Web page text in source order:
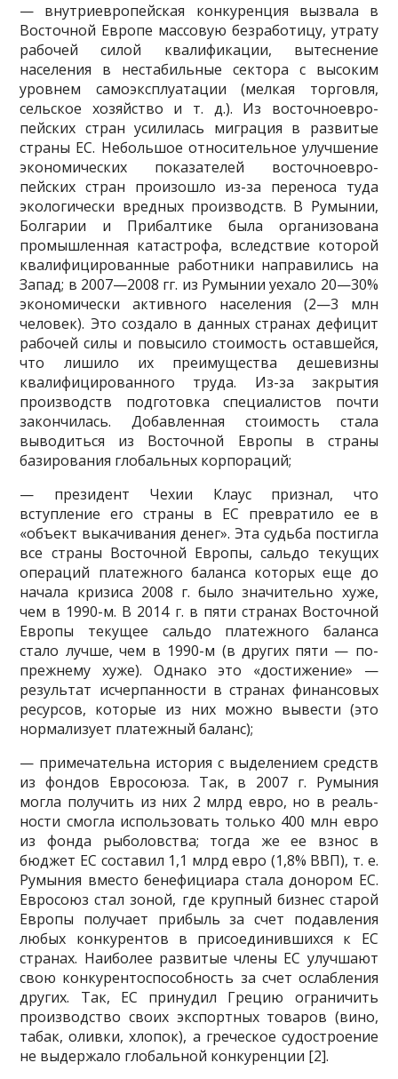
— внутриевропейская конкуренция вызвала в
Восточной Европе мас­совую безработицу, утрату
рабочей силой квалификации, вытеснение
населения в нестабильные сектора с высоким
уровнем самоэксплуа­тации (мелкая торговля,
сельское хозяйство и т. д.). Из восточноевро­
пейских стран усилилась миграция в развитые
страны ЕС. Небольшое относительное улучшение
экономических показателей восточноевро­
пейских стран произошло из-за переноса туда
экологически вредных производств. В Румынии,
Болгарии и Прибалтике была организована
промышленная катастрофа, вследствие которой
квалифицированные работники направились на
Запад; в 2007—2008 гг. из Румынии уехало 20—30%
экономически активного населения (2—3 млн
человек). Это со­здало в данных странах дефицит
рабочей силы и повысило стоимость оставшейся,
что лишило их преимущества дешевизны
квалифицирован­ного труда. Из-за закрытия
производств подготовка специалистов почти
закончилась. Добавленная стоимость стала
выводиться из Восточной Европы в страны
базирования глобальных корпораций;
— президент Чехии Клаус признал, что
вступление его страны в ЕС превратило ее в
«объект выкачивания денег». Эта судьба постигла
все страны Восточной Европы, сальдо текущих
операций платежного ба­ланса которых еще до
начала кризиса 2008 г. было значительно хуже,
чем в 1990-м. В 2014 г. в пяти странах Восточной
Европы текущее сальдо платежного баланса
стало лучше, чем в 1990-м (в других пяти — по-
прежнему хуже). Однако это «достижение» —
результат исчерпанности в странах финансовых
ресурсов, которые из них можно вывести (это
нормализует платежный баланс);
— примечательна история с выделением средств
из фондов Евросою­за. Так, в 2007 г. Румыния
могла получить из них 2 млрд евро, но в реаль­
ности смогла использовать только 400 млн евро
из фонда рыболовства; тогда же ее взнос в
бюджет ЕС составил 1,1 млрд евро (1,8% ВВП), т. е.
Румыния вместо бенефициара стала донором ЕС.
Евросоюз стал зоной, где крупный бизнес старой
Европы получает прибыль за счет подав­ления
любых конкурентов в присоединившихся к ЕС
странах. Наибо­лее развитые члены ЕС улучшают
свою конкурентоспособность за счет ослабления
других. Так, ЕС принудил Грецию ограничить
производство своих экспортных товаров (вино,
табак, оливки, хлопок), а греческое су­достроение
не выдержало глобальной конкуренции [2].